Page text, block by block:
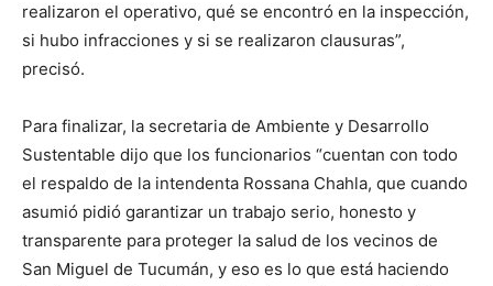
realizaron el operativo, qué se encontró en la inspección,
si hubo infracciones y si se realizaron clausuras”,
precisó.
Para finalizar, la secretaria de Ambiente y Desarrollo
Sustentable dijo que los funcionarios “cuentan con todo
el respaldo de la intendenta Rossana Chahla, que cuando
asumió pidió garantizar un trabajo serio, honesto y
transparente para proteger la salud de los vecinos de
San Miguel de Tucumán, y eso es lo que está haciendo